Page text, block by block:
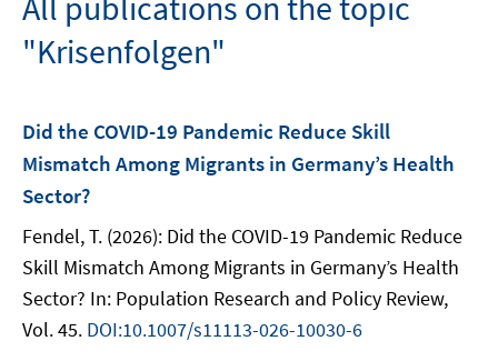
"Krisenfolgen"
Did the COVID-19 Pandemic Reduce Skill
Mismatch Among Migrants in Germany’s Health
Sector?
Fendel, T. (2026): Did the COVID-19 Pandemic Reduce
Skill Mismatch Among Migrants in Germany’s Health
Sector? In: Population Research and Policy Review,
Vol. 45. DOI:10.1007/s11113-026-10030-6